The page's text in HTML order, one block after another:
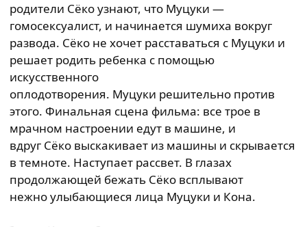
родители Сёко узнают, что Муцуки —
гомосексуалист, и начинается шумиха вокруг
развода. Сёко не хочет расставаться с Муцуки и
решает родить ребенка с помощью
искусственного
оплодотворения. Муцуки решительно против
этого. Финальная сцена фильма: все трое в
мрачном настроении едут в машине, и
вдруг Сёко выскакивает из машины и скрывается
в темноте. Наступает рассвет. В глазах
продолжающей бежать Сёко всплывают
нежно улыбающиеся лица Муцуки и Кона.